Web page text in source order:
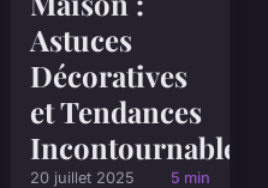
Astuces
Décoratives
et Tendances
Incontournables
20 juillet 2025 5 min